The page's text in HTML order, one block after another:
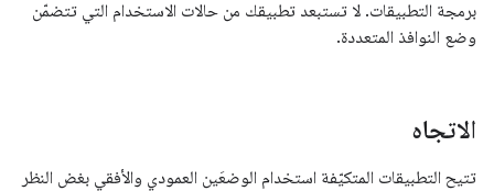
برمجة التطبيقات. لا تستبعد تطبيقك من حالات الاستخدام التي تتضمّن
وضع النوافذ المتعددة.
الاتجاه
تتيح التطبيقات المتكيّفة استخدام الوضعَين العمودي والأفقي بغض النظر